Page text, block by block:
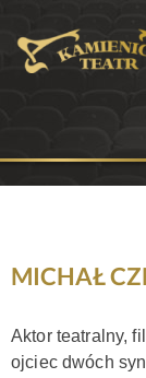
O TEATRZE
BILETY
MICHAŁ
Aktor teatralny,
ojciec dwóch